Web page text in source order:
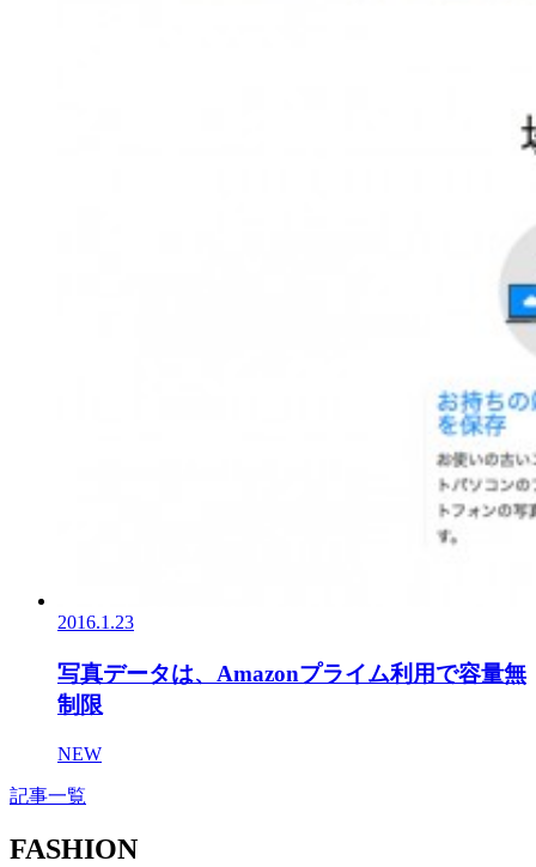
2016.1.23
写真データは、Amazonプライム利用で容量無
制限
NEW
記事一覧
FASHION